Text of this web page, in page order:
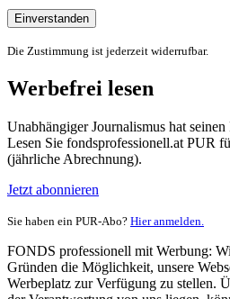
Einverstanden
Die Zustimmung ist jederzeit widerrufbar.
Werbefrei lesen
Unabhängiger Journalismus hat seinen
Lesen Sie fondsprofessionell.at PUR
(jährliche Abrechnung).
Jetzt abonnieren
Sie haben ein PUR-Abo? Hier anmelden.
FONDS professionell mit Werbung:
Gründen die Möglichkeit, unsere
Werbeplatz zur Verfügung zu stellen.